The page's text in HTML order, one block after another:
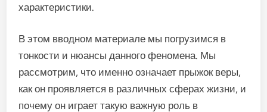
характеристики.
В этом вводном материале мы погрузимся в
тонкости и нюансы данного феномена. Мы
рассмотрим, что именно означает прыжок веры,
как он проявляется в различных сферах жизни, и
почему он играет такую важную роль в